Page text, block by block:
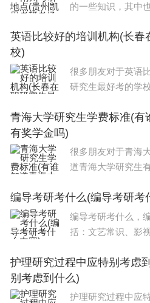
的一些知识，其中
决你现在面临的问
英语比较好的培训机构(长春
校)
很多朋友对于英语
研究生最好考的学
看吧！本文目录护
青海大学研究生学费标准(有
有奖学金吗)
很多朋友对于青海
道青海大学研究生
一起来看看吧！本
程有谁知道青海大
编导考研考什么(编导考研考
编导考研考什么，
括：文艺常识、影
闻评论、散文写作
察的范围主要是最
护理研究过程中应特别考虑
别考虑到什么)
护理研究过程中应